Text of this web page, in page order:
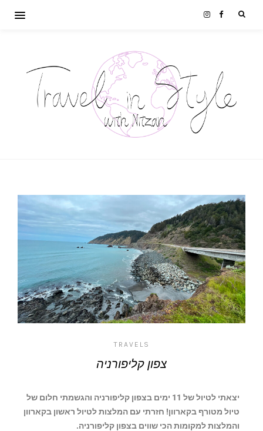
TRAVELS
צפון קליפורניה
יצאתי לטיול של 11 ימים בצפון קליפורניה והגשמתי חלום של
טיול מטורף בקארוון! חזרתי עם המלצות לטיול ראשון בקארוון
והמלצות למקומות הכי שווים בצפון קליפורניה.